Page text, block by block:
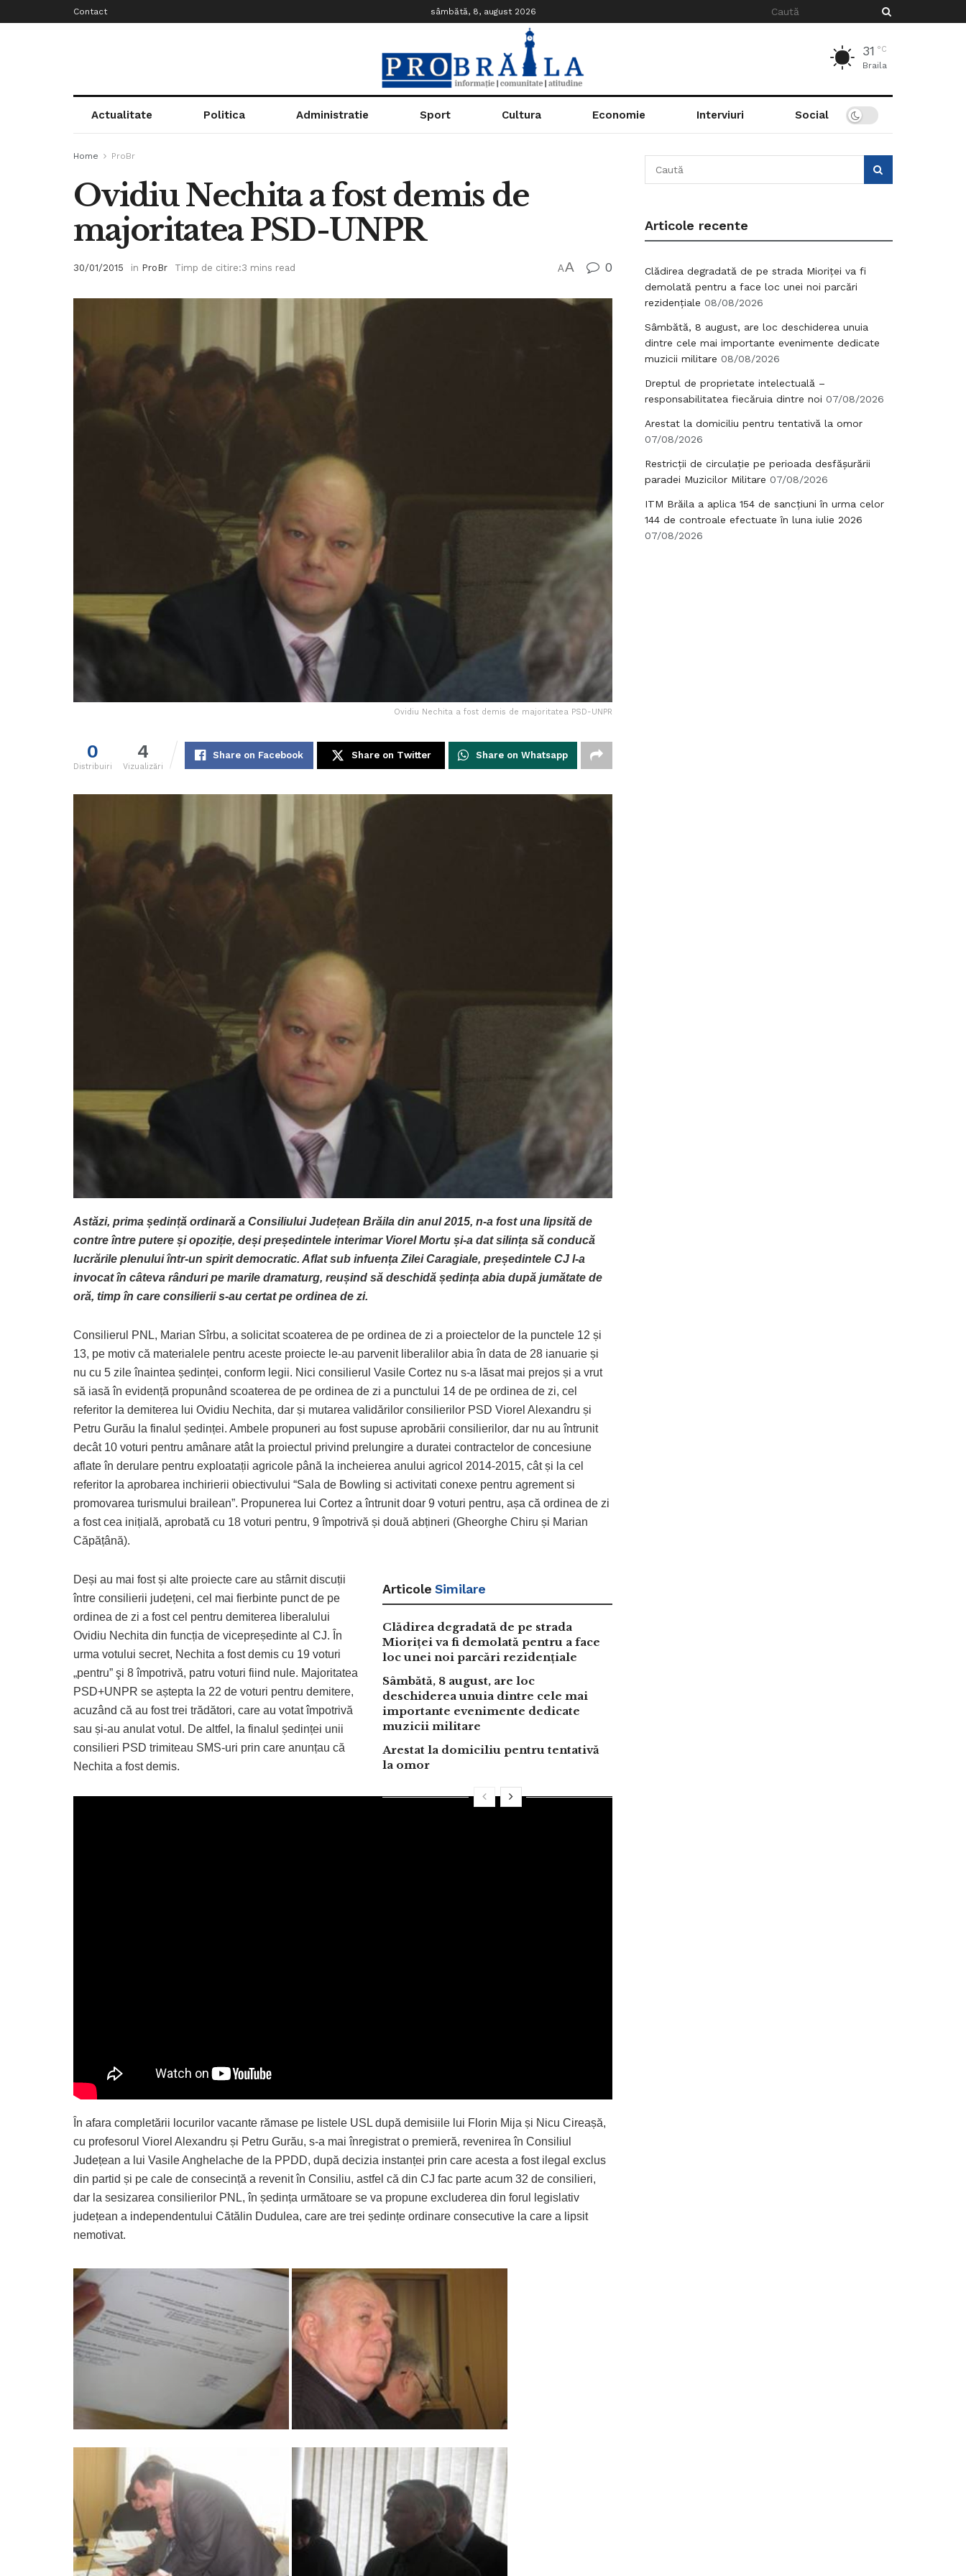
Contact sâmbătă, 8, august 2026
31 °C
Braila
Actualitate Politica Administratie Sport Cultura Economie Interviuri Social
Home ProBr
Ovidiu Nechita a fost demis de
majoritatea PSD-UNPR
30/01/2015 in ProBr Timp de citire:3 mins read AA 0
Ovidiu Nechita a fost demis de majoritatea PSD-UNPR
0
Distribuiri
4
Vizualizări
Share on Facebook Share on Twitter Share on Whatsapp
Astăzi, prima ședință ordinară a Consiliului Județean Brăila din anul 2015, n-a fost una lipsită de
contre între putere și opoziție, deși președintele interimar Viorel Mortu și-a dat silința să conducă
lucrările plenului într-un spirit democratic. Aflat sub infuența Zilei Caragiale, președintele CJ l-a
invocat în câteva rânduri pe marile dramaturg, reușind să deschidă ședința abia după jumătate de
oră, timp în care consilierii s-au certat pe ordinea de zi.
Consilierul PNL, Marian Sîrbu, a solicitat scoaterea de pe ordinea de zi a proiectelor de la punctele 12 și
13, pe motiv că materialele pentru aceste proiecte le-au parvenit liberalilor abia în data de 28 ianuarie și
nu cu 5 zile înaintea ședinței, conform legii. Nici consilierul Vasile Cortez nu s-a lăsat mai prejos și a vrut
să iasă în evidență propunând scoaterea de pe ordinea de zi a punctului 14 de pe ordinea de zi, cel
referitor la demiterea lui Ovidiu Nechita, dar și mutarea validărilor consilierilor PSD Viorel Alexandru și
Petru Gurău la finalul ședinței. Ambele propuneri au fost supuse aprobării consilierilor, dar nu au întrunit
decât 10 voturi pentru amânare atât la proiectul privind prelungire a duratei contractelor de concesiune
aflate în derulare pentru exploatații agricole până la incheierea anului agricol 2014-2015, cât și la cel
referitor la aprobarea inchirierii obiectivului “Sala de Bowling si activitati conexe pentru agrement si
promovarea turismului brailean”. Propunerea lui Cortez a întrunit doar 9 voturi pentru, așa că ordinea de zi
a fost cea inițială, aprobată cu 18 voturi pentru, 9 împotrivă și două abțineri (Gheorghe Chiru și Marian
Căpățână).
Articole Similare
Clădirea degradată de pe strada
Mioriței va fi demolată pentru a face
loc unei noi parcări rezidențiale
Sâmbătă, 8 august, are loc
deschiderea unuia dintre cele mai
importante evenimente dedicate
muzicii militare
Arestat la domiciliu pentru tentativă
la omor
Deși au mai fost și alte proiecte care au stârnit discuții
între consilierii județeni, cel mai fierbinte punct de pe
ordinea de zi a fost cel pentru demiterea liberalului
Ovidiu Nechita din funcția de vicepreședinte al CJ. În
urma votului secret, Nechita a fost demis cu 19 voturi
„pentru” şi 8 împotrivă, patru voturi fiind nule. Majoritatea
PSD+UNPR se aștepta la 22 de voturi pentru demitere,
acuzând că au fost trei trădători, care au votat împotrivă
sau și-au anulat votul. De altfel, la finalul ședinței unii
consilieri PSD trimiteau SMS-uri prin care anunțau că
Nechita a fost demis.
În afara completării locurilor vacante rămase pe listele USL după demisiile lui Florin Mija și Nicu Cireașă,
cu profesorul Viorel Alexandru și Petru Gurău, s-a mai înregistrat o premieră, revenirea în Consiliul
Județean a lui Vasile Anghelache de la PPDD, după decizia instanței prin care acesta a fost ilegal exclus
din partid și pe cale de consecință a revenit în Consiliu, astfel că din CJ fac parte acum 32 de consilieri,
dar la sesizarea consilierilor PNL, în ședința următoare se va propune excluderea din forul legislativ
județean a independentului Cătălin Dudulea, care are trei ședințe ordinare consecutive la care a lipsit
nemotivat.
Articole recente
Clădirea degradată de pe strada Mioriței va fi
demolată pentru a face loc unei noi parcări
rezidențiale 08/08/2026
Sâmbătă, 8 august, are loc deschiderea unuia
dintre cele mai importante evenimente dedicate
muzicii militare 08/08/2026
Dreptul de proprietate intelectuală –
responsabilitatea fiecăruia dintre noi 07/08/2026
Arestat la domiciliu pentru tentativă la omor
07/08/2026
Restricții de circulație pe perioada desfășurării
paradei Muzicilor Militare 07/08/2026
ITM Brăila a aplica 154 de sancțiuni în urma celor
144 de controale efectuate în luna iulie 2026
07/08/2026